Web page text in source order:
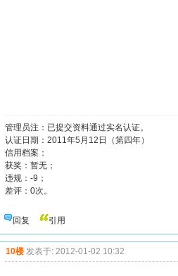
管理员注：已提交资料通过实名认证。
认证日期：2011年5月12日（第四年）
信用档案：
获奖：暂无；
违规：-9；
差评：0次。
回复 引用
10楼 发表于: 2012-01-02 10:32